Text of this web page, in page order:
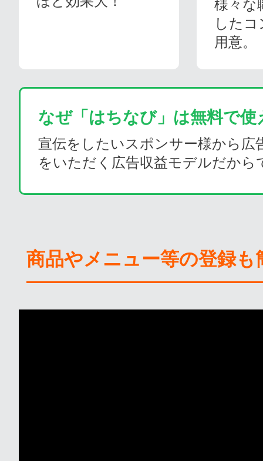
様々な
した
用意。
なぜ「はちなび」は無料で使
宣伝をしたいスポンサー様から広
をいただく広告収益モデルだから
商品やメニュー等の登録も